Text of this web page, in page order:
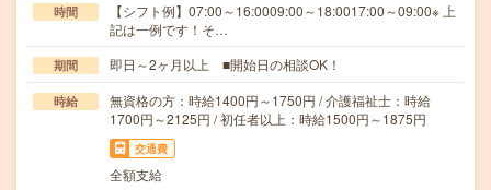
時間
【シフト例】07:00～16:0009:00～18:0017:00～09:00※ 上
記は一例です！そ…
期間 即日～2ヶ月以上 ■開始日の相談OK！
時給
無資格の方：時給1400円～1750円 / 介護福祉士：時給
1700円～2125円 / 初任者以上：時給1500円～1875円
交通費
全額支給